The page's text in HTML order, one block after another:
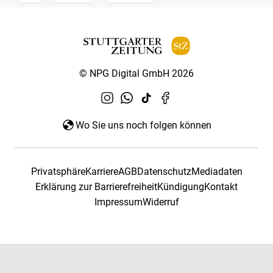
© NPG Digital GmbH 2026
Wo Sie uns noch folgen können
PrivatsphäreKarriereAGBDatenschutzMediadaten
Erklärung zur BarrierefreiheitKündigungKontakt
ImpressumWiderruf